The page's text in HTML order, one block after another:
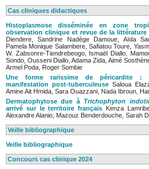
Cas cliniques didactiques
Histoplasmose disséminée en zone
observation clinique et revue de la littérature
Diendere, Sandrine Nadège Damoue, Aïda
Pamela Monique Salambere, Safiatou Toure,
W. Zabsonre-Tiendrebeogo, Ismaël Diallo,
Sondo, Ousseni Diallo, Adama Zida, Aimé
Armel Poda, Roger Sombie
Une forme rarissime de péricardite :
manifestation post-tuberculeuseSaloua
Amine Ait Hmida, Sara Ouazzani, Nada Ibroun,
Dermatophytose due à
Trichophyton
arrivé sur le territoire français Kenza
Alexandre Alanio, Mazouz Benderdouche, Sarah
Veille bibliographique
Veille bibliographique
Concours cas clinique 2024